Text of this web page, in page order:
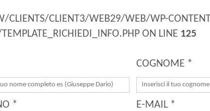
CLIENTS/CLIENT3/WEB29/WEB/WP-
ON LINE 125
COGNOME *
* E-MAIL *